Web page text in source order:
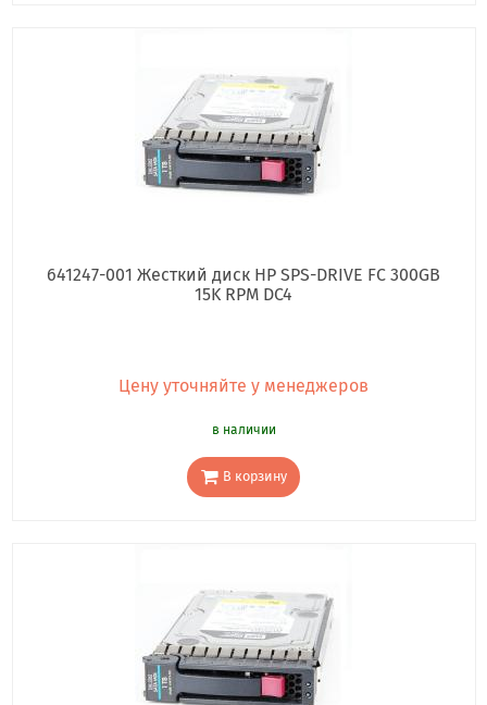
641247-001 Жесткий диск HP SPS-DRIVE FC 300GB
15K RPM DC4
Цену уточняйте у менеджеров
в наличии
В корзину